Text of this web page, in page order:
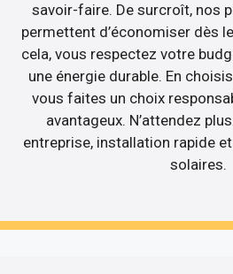
savoir-faire. De surcroît, nos
permettent d’économiser dès
cela, vous respectez votre
une énergie durable. En
vous faites un choix
avantageux. N’attendez
entreprise, installation rapide
solaires.